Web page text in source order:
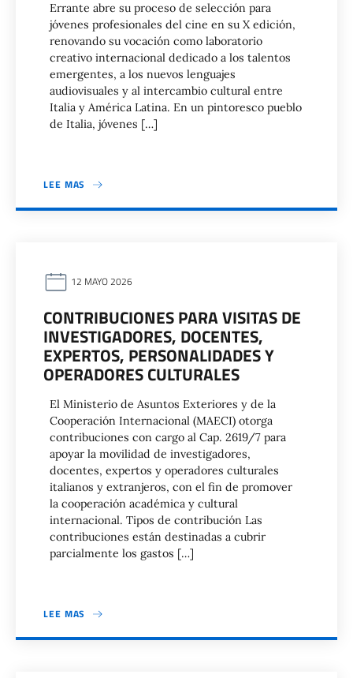
Errante abre su proceso de selección para
jóvenes profesionales del cine en su X edición,
renovando su vocación como laboratorio
creativo internacional dedicado a los talentos
emergentes, a los nuevos lenguajes
audiovisuales y al intercambio cultural entre
Italia y América Latina. En un pintoresco pueblo
de Italia, jóvenes […]
LEE MAS
12 MAYO 2026
CONTRIBUCIONES PARA VISITAS DE
INVESTIGADORES, DOCENTES,
EXPERTOS, PERSONALIDADES Y
OPERADORES CULTURALES
El Ministerio de Asuntos Exteriores y de la
Cooperación Internacional (MAECI) otorga
contribuciones con cargo al Cap. 2619/7 para
apoyar la movilidad de investigadores,
docentes, expertos y operadores culturales
italianos y extranjeros, con el fin de promover
la cooperación académica y cultural
internacional. Tipos de contribución Las
contribuciones están destinadas a cubrir
parcialmente los gastos […]
LEE MAS